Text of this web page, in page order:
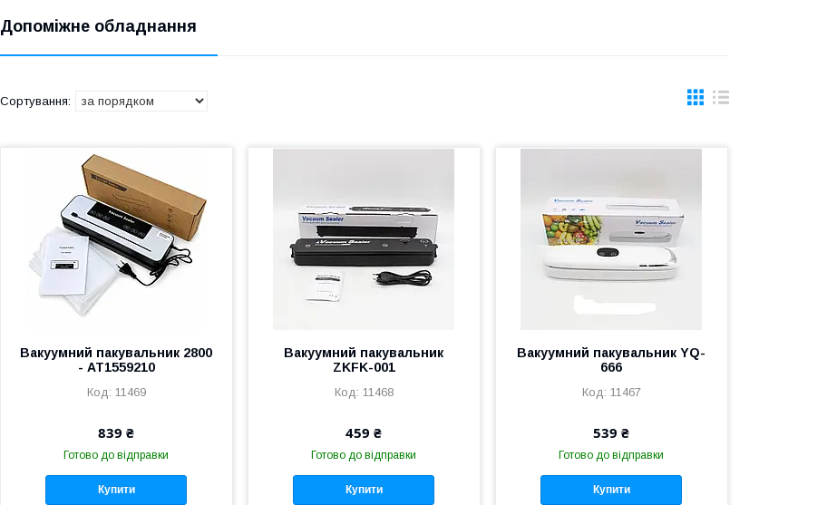
Допоміжне обладнання
Вакуумний пакувальник 2800
- AT1559210
11469
839 ₴
Готово до відправки
Купити
Вакуумний пакувальник
ZKFK-001
11468
459 ₴
Готово до відправки
Купити
Вакуумний пакувальник YQ-
666
11467
539 ₴
Готово до відправки
Купити